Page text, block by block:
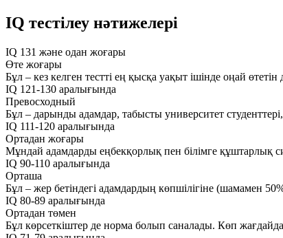
IQ тестілеу нәтижелері
IQ 131 және одан жоғары
Өте жоғары
Бұл – кез келген тестті ең қысқа уақыт ішінде оңай
IQ 121-130 аралығында
Превосходный
Бұл – дарынды адамдар, табысты университет
IQ 111-120 аралығында
Ортадан жоғары
Мұндай адамдарды еңбекқорлық пен білімге құштарлық
IQ 90-110 аралығында
Орташа
Бұл – жер бетіндегі адамдардың көпшілігіне (шамамен
IQ 80-89 аралығында
Ортадан төмен
Бұл көрсеткіштер де норма болып саналады. Көп